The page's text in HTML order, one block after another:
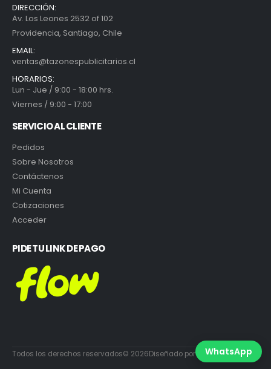
DIRECCIÓN:
Av. Los Leones 2532 of 102
Providencia, Santiago, Chile
EMAIL:
ventas@tazonespublicitarios.cl
HORARIOS:
Lun - Jue / 9:00 - 18:00 hrs.
Viernes / 9:00 - 17:00
SERVICIO AL CLIENTE
Pedidos
Sobre Nosotros
Contáctenos
Mi Cuenta
Cotizaciones
Acceder
PIDE TU LINK DE PAGO
Todos los derechos reservados© 2026Diseñado por DiabloEstudio.cl
WhatsApp